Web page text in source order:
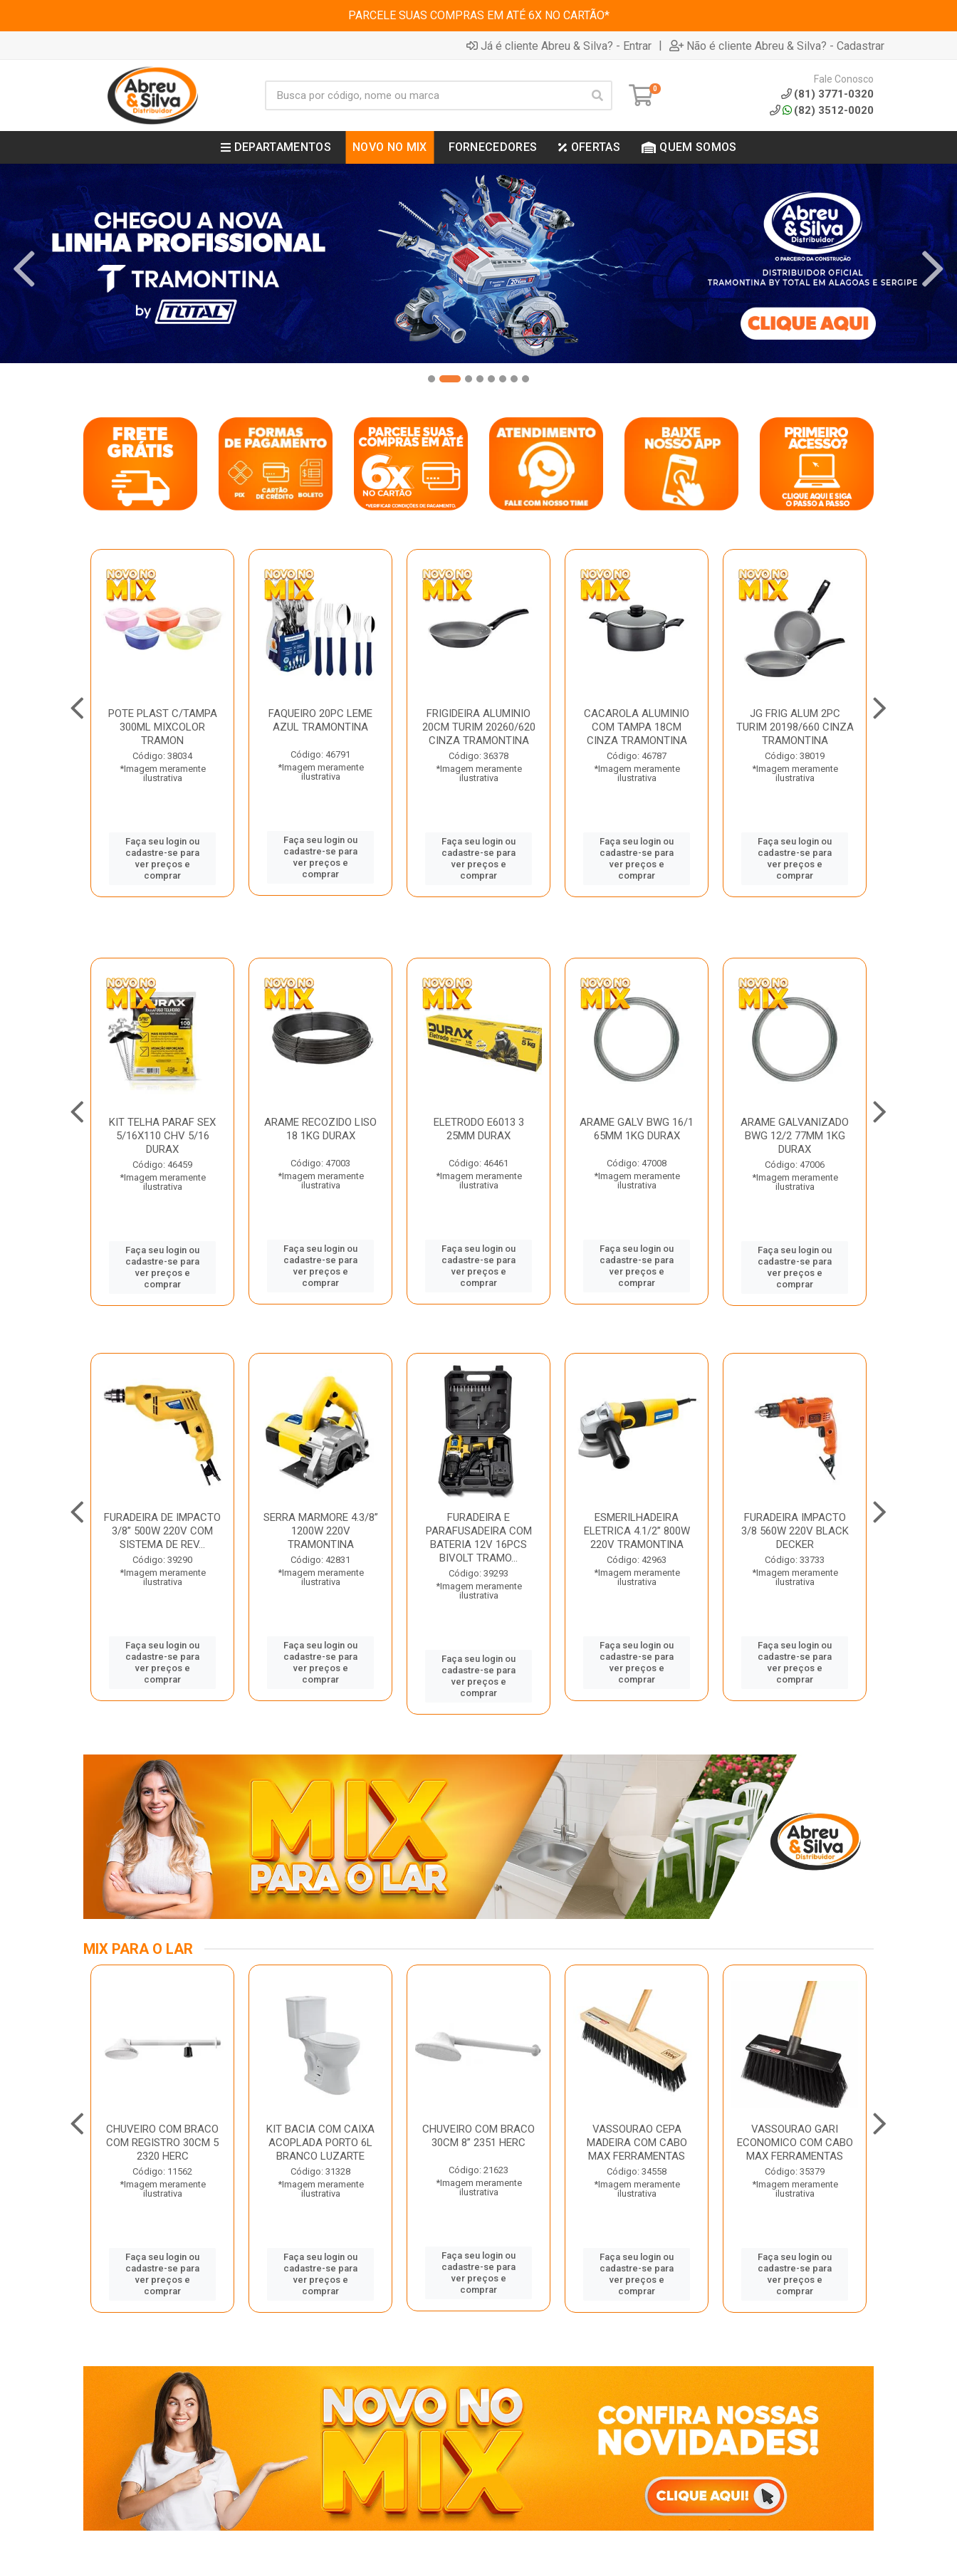
PARCELE SUAS COMPRAS EM ATÉ 6X NO CARTÃO*
Já é cliente Abreu & Silva? - Entrar | Não é cliente Abreu & Silva? - Cadastrar
0
Fale Conosco
(81) 3771-0320
(82) 3512-0020
DEPARTAMENTOS NOVO NO MIX FORNECEDORES OFERTAS QUEM SOMOS
POTE PLAST C/TAMPA
300ML MIXCOLOR
TRAMON
Código: 38034
*Imagem meramente
ilustrativa
Faça seu login ou
cadastre-se para
ver preços e
comprar
FAQUEIRO 20PC LEME
AZUL TRAMONTINA
Código: 46791
*Imagem meramente
ilustrativa
Faça seu login ou
cadastre-se para
ver preços e
comprar
FRIGIDEIRA ALUMINIO
20CM TURIM 20260/620
CINZA TRAMONTINA
Código: 36378
*Imagem meramente
ilustrativa
Faça seu login ou
cadastre-se para
ver preços e
comprar
CACAROLA ALUMINIO
COM TAMPA 18CM
CINZA TRAMONTINA
Código: 46787
*Imagem meramente
ilustrativa
Faça seu login ou
cadastre-se para
ver preços e
comprar
JG FRIG ALUM 2PC
TURIM 20198/660 CINZA
TRAMONTINA
Código: 38019
*Imagem meramente
ilustrativa
Faça seu login ou
cadastre-se para
ver preços e
comprar
KIT TELHA PARAF SEX
5/16X110 CHV 5/16
DURAX
Código: 46459
*Imagem meramente
ilustrativa
Faça seu login ou
cadastre-se para
ver preços e
comprar
ARAME RECOZIDO LISO
18 1KG DURAX
Código: 47003
*Imagem meramente
ilustrativa
Faça seu login ou
cadastre-se para
ver preços e
comprar
ELETRODO E6013 3
25MM DURAX
Código: 46461
*Imagem meramente
ilustrativa
Faça seu login ou
cadastre-se para
ver preços e
comprar
ARAME GALV BWG 16/1
65MM 1KG DURAX
Código: 47008
*Imagem meramente
ilustrativa
Faça seu login ou
cadastre-se para
ver preços e
comprar
ARAME GALVANIZADO
BWG 12/2 77MM 1KG
DURAX
Código: 47006
*Imagem meramente
ilustrativa
Faça seu login ou
cadastre-se para
ver preços e
comprar
FURADEIRA DE IMPACTO
3/8” 500W 220V COM
SISTEMA DE REV...
Código: 39290
*Imagem meramente
ilustrativa
Faça seu login ou
cadastre-se para
ver preços e
comprar
SERRA MARMORE 4.3/8”
1200W 220V
TRAMONTINA
Código: 42831
*Imagem meramente
ilustrativa
Faça seu login ou
cadastre-se para
ver preços e
comprar
FURADEIRA E
PARAFUSADEIRA COM
BATERIA 12V 16PCS
BIVOLT TRAMO...
Código: 39293
*Imagem meramente
ilustrativa
Faça seu login ou
cadastre-se para
ver preços e
comprar
ESMERILHADEIRA
ELETRICA 4.1/2” 800W
220V TRAMONTINA
Código: 42963
*Imagem meramente
ilustrativa
Faça seu login ou
cadastre-se para
ver preços e
comprar
FURADEIRA IMPACTO
3/8 560W 220V BLACK
DECKER
Código: 33733
*Imagem meramente
ilustrativa
Faça seu login ou
cadastre-se para
ver preços e
comprar
MIX PARA O LAR
CHUVEIRO COM BRACO
COM REGISTRO 30CM 5
2320 HERC
Código: 11562
*Imagem meramente
ilustrativa
Faça seu login ou
cadastre-se para
ver preços e
comprar
KIT BACIA COM CAIXA
ACOPLADA PORTO 6L
BRANCO LUZARTE
Código: 31328
*Imagem meramente
ilustrativa
Faça seu login ou
cadastre-se para
ver preços e
comprar
CHUVEIRO COM BRACO
30CM 8” 2351 HERC
Código: 21623
*Imagem meramente
ilustrativa
Faça seu login ou
cadastre-se para
ver preços e
comprar
VASSOURAO CEPA
MADEIRA COM CABO
MAX FERRAMENTAS
Código: 34558
*Imagem meramente
ilustrativa
Faça seu login ou
cadastre-se para
ver preços e
comprar
VASSOURAO GARI
ECONOMICO COM CABO
MAX FERRAMENTAS
Código: 35379
*Imagem meramente
ilustrativa
Faça seu login ou
cadastre-se para
ver preços e
comprar